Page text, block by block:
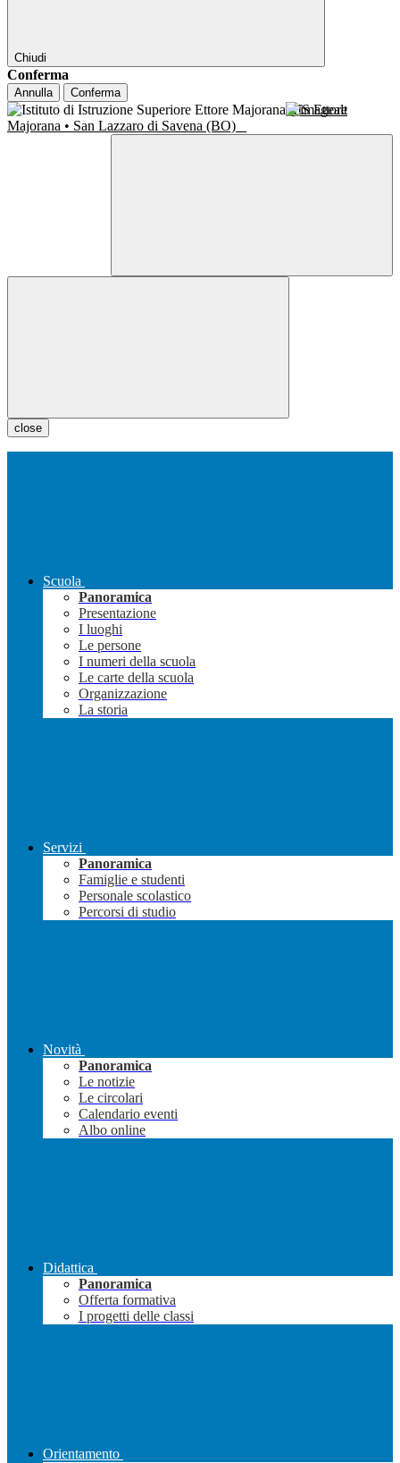
Chiudi
Conferma
Annulla Conferma
IIS Ettore
Majorana • San Lazzaro di Savena (BO)
close
Scuola
Panoramica
Presentazione
I luoghi
Le persone
I numeri della scuola
Le carte della scuola
Organizzazione
La storia
Servizi
Panoramica
Famiglie e studenti
Personale scolastico
Percorsi di studio
Novità
Panoramica
Le notizie
Le circolari
Calendario eventi
Albo online
Didattica
Panoramica
Offerta formativa
I progetti delle classi
Orientamento